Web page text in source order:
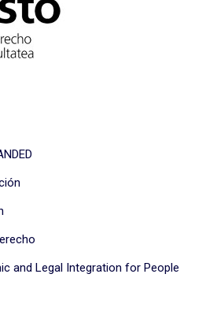
and Legal Integration for People